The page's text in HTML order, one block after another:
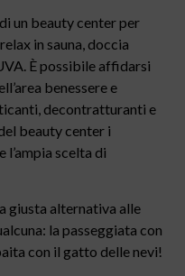
un beauty center per
in sauna, doccia
È possibile affidarsi
benessere e
decontratturanti e
beauty center i
scelta di
giusta alternativa alle
la passeggiata con
con il gatto delle nevi!